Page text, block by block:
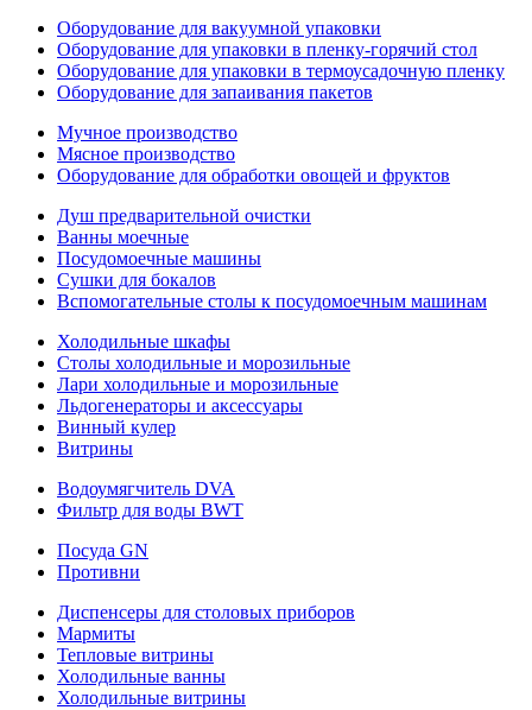
Оборудование для вакуумной упаковки
Оборудование для упаковки в пленку-горячий стол
Оборудование для упаковки в термоусадочную пленку
Оборудование для запаивания пакетов
Мучное производство
Мясное производство
Оборудование для обработки овощей и фруктов
Душ предварительной очистки
Ванны моечные
Посудомоечные машины
Сушки для бокалов
Вспомогательные столы к посудомоечным машинам
Холодильные шкафы
Столы холодильные и морозильные
Лари холодильные и морозильные
Льдогенераторы и аксессуары
Винный кулер
Витрины
Водоумягчитель DVA
Фильтр для воды BWT
Посуда GN
Противни
Диспенсеры для столовых приборов
Мармиты
Тепловые витрины
Холодильные ванны
Холодильные витрины